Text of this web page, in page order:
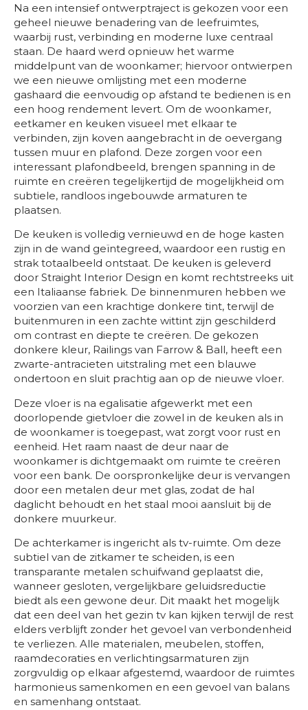
Na een intensief ontwerptraject is gekozen voor een
geheel nieuwe benadering van de leefruimtes,
waarbij rust, verbinding en moderne luxe centraal
staan. De haard werd opnieuw het warme
middelpunt van de woonkamer; hiervoor ontwierpen
we een nieuwe omlijsting met een moderne
gashaard die eenvoudig op afstand te bedienen is en
een hoog rendement levert. Om de woonkamer,
eetkamer en keuken visueel met elkaar te
verbinden, zijn koven aangebracht in de oevergang
tussen muur en plafond. Deze zorgen voor een
interessant plafondbeeld, brengen spanning in de
ruimte en creëren tegelijkertijd de mogelijkheid om
subtiele, randloos ingebouwde armaturen te
plaatsen.
De keuken is volledig vernieuwd en de hoge kasten
zijn in de wand geïntegreed, waardoor een rustig en
strak totaalbeeld ontstaat. De keuken is geleverd
door Straight Interior Design en komt rechtstreeks uit
een Italiaanse fabriek. De binnenmuren hebben we
voorzien van een krachtige donkere tint, terwijl de
buitenmuren in een zachte wittint zijn geschilderd
om contrast en diepte te creëren. De gekozen
donkere kleur, Railings van Farrow & Ball, heeft een
zwarte-antracieten uitstraling met een blauwe
ondertoon en sluit prachtig aan op de nieuwe vloer.
Deze vloer is na egalisatie afgewerkt met een
doorlopende gietvloer die zowel in de keuken als in
de woonkamer is toegepast, wat zorgt voor rust en
eenheid. Het raam naast de deur naar de
woonkamer is dichtgemaakt om ruimte te creëren
voor een bank. De oorspronkelijke deur is vervangen
door een metalen deur met glas, zodat de hal
daglicht behoudt en het staal mooi aansluit bij de
donkere muurkeur.
De achterkamer is ingericht als tv-ruimte. Om deze
subtiel van de zitkamer te scheiden, is een
transparante metalen schuifwand geplaatst die,
wanneer gesloten, vergelijkbare geluidsreductie
biedt als een gewone deur. Dit maakt het mogelijk
dat een deel van het gezin tv kan kijken terwijl de rest
elders verblijft zonder het gevoel van verbondenheid
te verliezen. Alle materialen, meubelen, stoffen,
raamdecoraties en verlichtingsarmaturen zijn
zorgvuldig op elkaar afgestemd, waardoor de ruimtes
harmonieus samenkomen en een gevoel van balans
en samenhang ontstaat.